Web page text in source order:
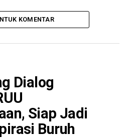
KOMENTAR
Dialog
Siap Jadi
Buruh